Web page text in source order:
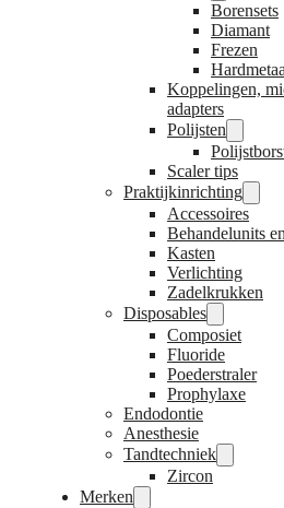
Borensets
Diamant
Frezen
Koppelingen,
adapters
Polijsten
Scaler tips
Praktijkinrichting
Accessoires
Behandelunits
Kasten
Verlichting
Zadelkrukken
Disposables
Composiet
Fluoride
Poederstraler
Prophylaxe
Endodontie
Anesthesie
Tandtechniek
Zircon
Merken